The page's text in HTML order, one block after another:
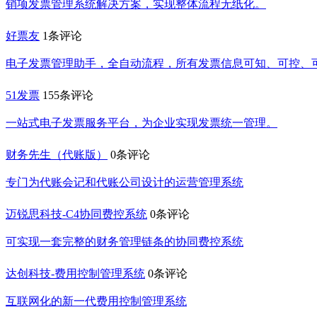
销项发票管理系统解决方案，实现整体流程无纸化。
好票友 1条评论
电子发票管理助手，全自动流程，所有发票信息可知、可控、
51发票 155条评论
一站式电子发票服务平台，为企业实现发票统一管理。
财务先生（代账版） 0条评论
专门为代账会记和代账公司设计的运营管理系统
迈锐思科技-C4协同费控系统 0条评论
可实现一套完整的财务管理链条的协同费控系统
达创科技-费用控制管理系统 0条评论
互联网化的新一代费用控制管理系统